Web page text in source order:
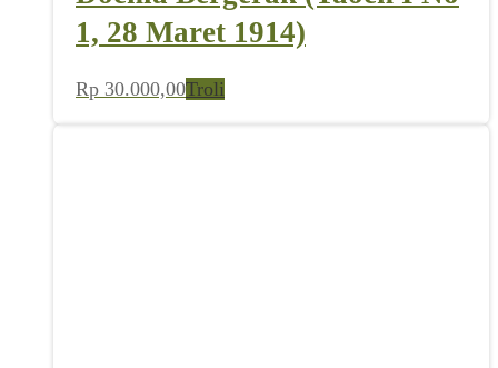
1, 28 Maret 1914)
Rp 30.000,00Troli